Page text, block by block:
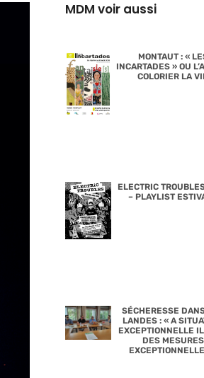
MDM voir aussi
MONTAUT : «
INCARTADES » OU
COLORIER LA
ELECTRIC
– PLAYLIST
SÉCHERESSE
LANDES : « A
EXCEPTIONNELLE
DES MESURES